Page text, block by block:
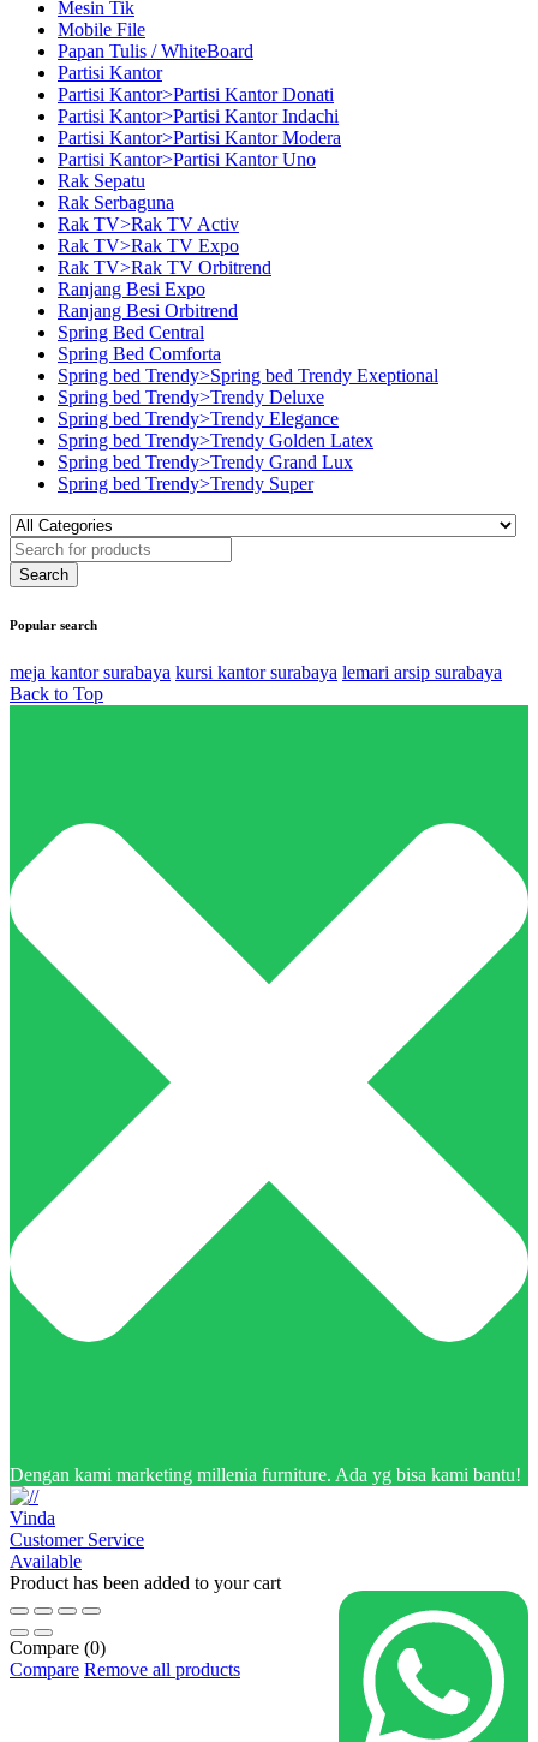
Mesin Tik
Mobile File
Papan Tulis / WhiteBoard
Partisi Kantor
Partisi Kantor>Partisi Kantor Donati
Partisi Kantor>Partisi Kantor Indachi
Partisi Kantor>Partisi Kantor Modera
Partisi Kantor>Partisi Kantor Uno
Rak Sepatu
Rak Serbaguna
Rak TV>Rak TV Activ
Rak TV>Rak TV Expo
Rak TV>Rak TV Orbitrend
Ranjang Besi Expo
Ranjang Besi Orbitrend
Spring Bed Central
Spring Bed Comforta
Spring bed Trendy>Spring bed Trendy Exeptional
Spring bed Trendy>Trendy Deluxe
Spring bed Trendy>Trendy Elegance
Spring bed Trendy>Trendy Golden Latex
Spring bed Trendy>Trendy Grand Lux
Spring bed Trendy>Trendy Super
Popular search
meja kantor surabaya kursi kantor surabaya lemari arsip surabaya
Back to Top
Dengan kami marketing millenia furniture. Ada yg bisa kami bantu!
Vinda
Customer Service
Available
Product has been added to your cart
Compare (0)
Compare Remove all products